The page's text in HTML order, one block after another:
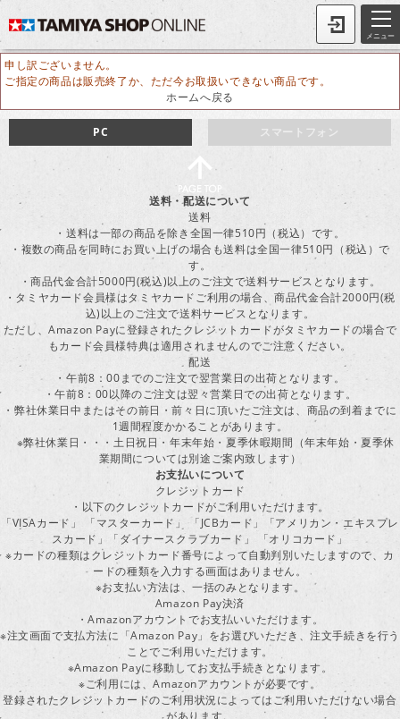
メニュー
申し訳ございません。
ご指定の商品は販売終了か、ただ今お取扱いできない商品です。
ホームへ戻る
スマートフォン
PC
送料・配送について
送料
・送料は一部の商品を除き全国一律510円（税込）です。
・複数の商品を同時にお買い上げの場合も送料は全国一律510円（税込）で
す。
・商品代金合計5000円(税込)以上のご注文で送料サービスとなります。
・タミヤカード会員様はタミヤカードご利用の場合、商品代金合計2000円(税
込)以上のご注文で送料サービスとなります。
ただし、Amazon Payに登録されたクレジットカードがタミヤカードの場合で
もカード会員様特典は適用されませんのでご注意ください。
配送
・午前8：00までのご注文で翌営業日の出荷となります。
・午前8：00以降のご注文は翌々営業日での出荷となります。
・弊社休業日中またはその前日・前々日に頂いたご注文は、商品の到着までに
1週間程度かかることがあります。
※弊社休業日・・・土日祝日・年末年始・夏季休暇期間（年末年始・夏季休
業期間については別途ご案内致します）
お支払いについて
クレジットカード
・以下のクレジットカードがご利用いただけます。
「VISAカード」 「マスターカード」 「JCBカード」「アメリカン・エキスプレ
スカード」「ダイナースクラブカード」 「オリコカード」
※カードの種類はクレジットカード番号によって自動判別いたしますので、カ
ードの種類を入力する画面はありません。
※お支払い方法は、一括のみとなります。
Amazon Pay決済
・Amazonアカウントでお支払いいただけます。
※注文画面で支払方法に「Amazon Pay」をお選びいただき、注文手続きを行う
ことでご利用いただけます。
※Amazon Payに移動してお支払手続きとなります。
※ご利用には、Amazonアカウントが必要です。
登録されたクレジットカードのご利用状況によってはご利用いただけない場合
があります。